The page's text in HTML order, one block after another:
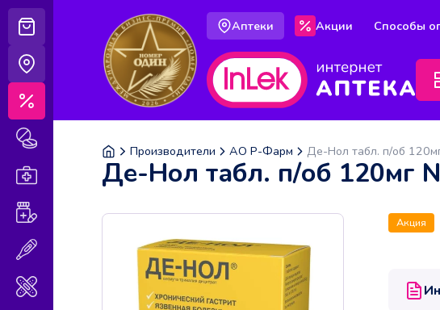
Витамины и БАДы
Медицинская техника
Медицинские изделия
Аптеки Акции Способы
Производители АО Р-Фарм Де-Нол табл. п/об
Де-Нол табл. п/об 120мг
Акция